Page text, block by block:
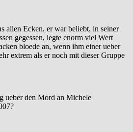
allen Ecken, er war beliebt, in seiner
gegessen, legte enorm viel Wert
bloede an, wenn ihm einer ueber
extrem als er noch mit dieser Gruppe
ueber den Mord an Michele